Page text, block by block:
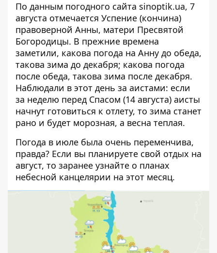
По данным погодного сайта sinoptik.ua, 7
августа отмечается Успение (кончина)
правоверной Анны, матери Пресвятой
Богородицы. В прежние времена
заметили, какова погода на Анну до обеда,
такова зима до декабря; какова погода
после обеда, такова зима после декабря.
Наблюдали в этот день за аистами: если
за неделю перед Спасом (14 августа) аисты
начнут готовиться к отлету, то зима станет
рано и будет морозная, а весна теплая.
Погода в июле была очень переменчива,
правда? Если вы планируете свой отдых на
август, то заранее узнайте о планах
небесной канцелярии на этот месяц.